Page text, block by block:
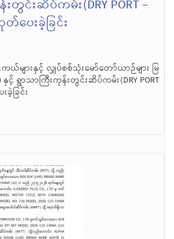
တွင်းဆိပ်ကမ်း(DRY PORT –
ပေးခဲ့ခြင်း
များနှင့် လျှပ်စစ်သုံးမော်တော်ယာဉ်များ မြ
င့် ရွာသာကြီးကုန်းတွင်းဆိပ်ကမ်း(DRY PORT
ခြင်း